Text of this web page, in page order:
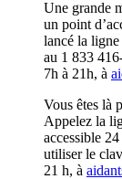
Une grande
un point
lancé la ligne
au 1 833
7h à 21h, à
Vous êtes là
Appelez la
accessible
utiliser le
21 h, à